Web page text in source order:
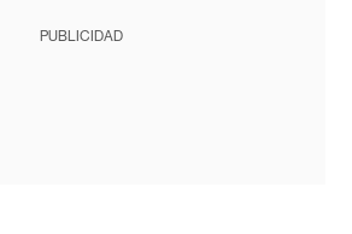
PUBLICIDAD